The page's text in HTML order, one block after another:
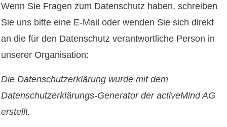
Wenn Sie Fragen zum Datenschutz haben, schreiben
Sie uns bitte eine E-Mail oder wenden Sie sich direkt
an die für den Datenschutz verantwortliche Person in
unserer Organisation:
Die Datenschutzerklärung wurde mit dem
Datenschutzerklärungs-Generator der activeMind AG
erstellt.